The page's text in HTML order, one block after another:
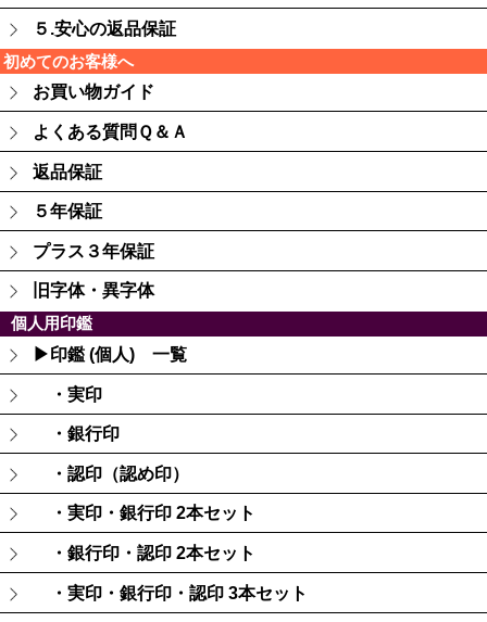
５.安心の返品保証
初めてのお客様へ
お買い物ガイド
よくある質問Ｑ＆Ａ
返品保証
５年保証
プラス３年保証
旧字体・異字体
個人用印鑑
▶印鑑 (個人) 一覧
・実印
・銀行印
・認印（認め印）
・実印・銀行印 2本セット
・銀行印・認印 2本セット
・実印・銀行印・認印 3本セット